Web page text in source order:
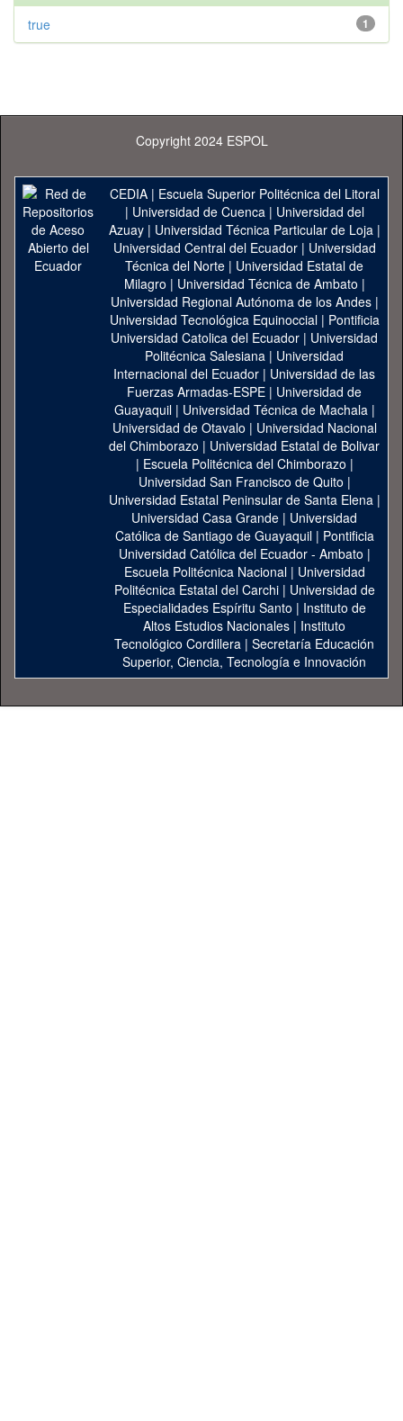
1
true
Copyright 2024 ESPOL
CEDIA| Escuela Superior Politécnica del Litoral
| Universidad de Cuenca| Universidad del
Azuay| Universidad Técnica Particular de Loja|
Universidad Central del Ecuador| Universidad
Técnica del Norte | Universidad Estatal de
Milagro | Universidad Técnica de Ambato |
Universidad Regional Autónoma de los Andes|
Universidad Tecnológica Equinoccial| Pontificia
Universidad Catolica del Ecuador | Universidad
Politécnica Salesiana | Universidad
Internacional del Ecuador | Universidad de las
Fuerzas Armadas-ESPE | Universidad de
Guayaquil| Universidad Técnica de Machala|
Universidad de Otavalo | Universidad Nacional
del Chimborazo | Universidad Estatal de Bolivar
| Escuela Politécnica del Chimborazo |
Universidad San Francisco de Quito |
Universidad Estatal Peninsular de Santa Elena|
Universidad Casa Grande | Universidad
Católica de Santiago de Guayaquil| Pontificia
Universidad Católica del Ecuador - Ambato |
Escuela Politécnica Nacional| Universidad
Politécnica Estatal del Carchi| Universidad de
Especialidades Espíritu Santo | Instituto de
Altos Estudios Nacionales | Instituto
Tecnológico Cordillera | Secretaría Educación
Superior, Ciencia, Tecnología e Innovación